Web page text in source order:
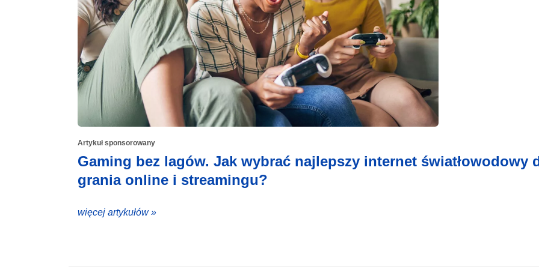
Artykuł sponsorowany
Gaming bez lagów. Jak wybrać najlepszy internet światłowodowy
grania online i streamingu?
więcej artykułów »